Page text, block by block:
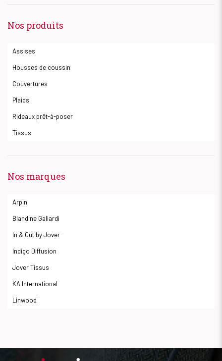
Nos produits
Assises
Housses de coussin
Couvertures
Plaids
Rideaux prêt-à-poser
Tissus
Nos marques
Arpin
Blandine Galiardi
In & Out by Jover
Indigo Diffusion
Jover Tissus
KA International
Linwood